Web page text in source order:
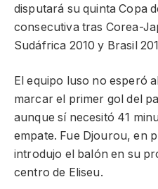
disputará su quinta Copa
consecutiva tras Corea-
Sudáfrica 2010 y Brasil
El equipo luso no esperó
marcar el primer gol del
aunque sí necesitó 41
empate. Fue Djourou, en
introdujo el balón en su
centro de Eliseu.